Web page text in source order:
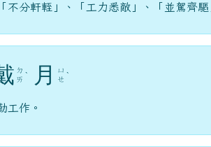
不分軒輊」、「工力悉敵」、「並駕齊驅
ㄉ
ㄞ ˋ 月
ㄩ
ㄝ ˋ
工作。